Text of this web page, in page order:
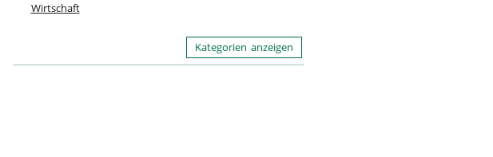
Wirtschaft
Kategorien anzeigen